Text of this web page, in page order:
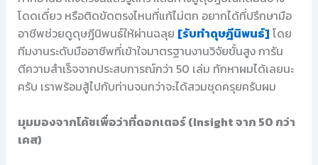
โดดเดี่ยว หรือติดขัดตรงไหนที่แก้ไม่ตก อยากได้ที่ปรึกษามือ
อาชีพช่วยดูดุษฎีนิพนธ์ให้ผ่านฉลุย [รับทำดุษฎีนิพนธ์] โดย
ทีมงานระดับมืออาชีพที่เข้าใจมาตรฐานงานวิจัยขั้นสูง การัน
ตีความสำเร็จจากประสบการณ์กว่า 50 เล่ม ทักหาผมได้เลยนะ
ครับ เราพร้อมสู้ไปกับท่านจนกว่าจะได้สวมชุดครุยครับผม
มุมมองจากโค้ชเพื่อว่าที่ดอกเตอร์ (Insight จาก 50 กว่า
เคส)